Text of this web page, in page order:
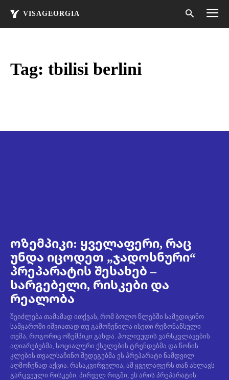
VISAGEORGIA
Tag: tbilisi berlini
ოზემპიკი: ყველაფერი, რაც
უნდა იცოდეთ „ჯადოსნური“
პრეპარატის შესახებ –
სარგებელი, რისკები და
რეალობა
შეიძლება თამამად ითქვას, რომ ბოლო წლებში სამედიცინო
სამყაროში იშვიათად თუ გამოჩენილა ისეთი რეზონანსული
თემა, როგორიც ოზემპიკი გახდა. ჰოლივუდის ვარსკვლავების
აღიარებებმა, სოციალური ქსელების ტრენდებმა და წონის
კლების თვალსაჩინო შედეგებმა ეს პრეპარატი ნამდვილ
აღმოჩენად აქცია. რასაკვირველია, ამ ყველაფერს თან ახლავს
გარკვეული რისკები. პირველ რიგში, ეს არის პრეპარატის